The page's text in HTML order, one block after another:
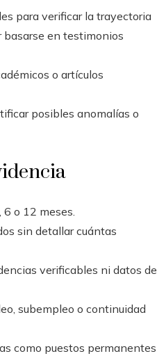
para verificar la trayectoria
basarse en testimonios
o artículos
posibles anomalías o
o 12 meses.
sin detallar cuántas
verificables ni datos de
subempleo o continuidad
como puestos permanentes